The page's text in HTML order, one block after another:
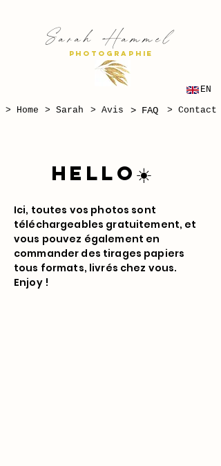
EN
> Home
> Sarah > Avis > FAQ > Contact
Sarah Hammel
PHOTOGRAPHIE
HELLO☀️
Ici, toutes vos photos sont
téléchargeables gratuitement, et
vous pouvez également en
commander des tirages papiers
tous formats, livrés chez vous.
Enjoy !